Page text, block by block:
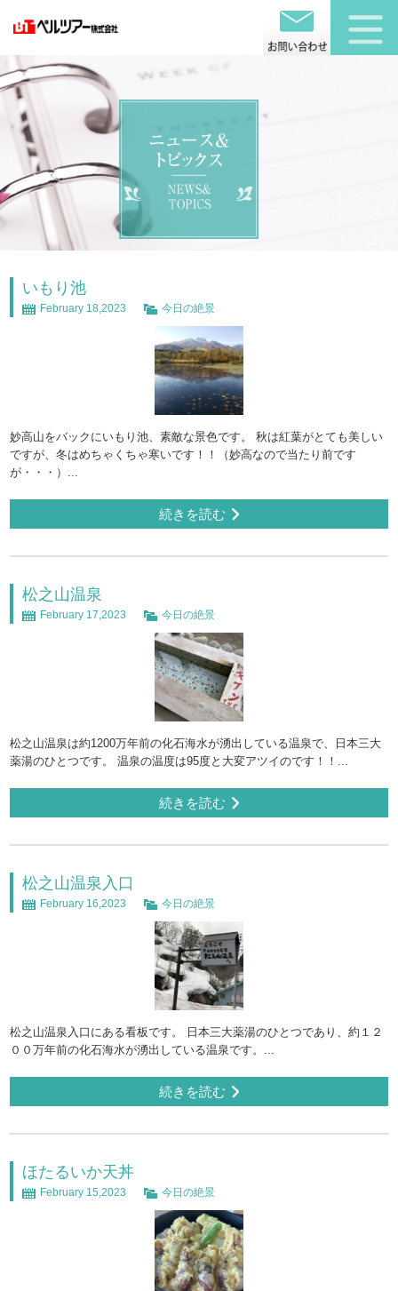
いもり池
February 18,2023 今日の絶景
妙高山をバックにいもり池、素敵な景色です。 秋は紅葉がとても美しい
ですが、冬はめちゃくちゃ寒いです！！（妙高なので当たり前です
が・・・）...
続きを読む
松之山温泉
February 17,2023 今日の絶景
松之山温泉は約1200万年前の化石海水が湧出している温泉で、日本三大
薬湯のひとつです。 温泉の温度は95度と大変アツイのです！！...
続きを読む
松之山温泉入口
February 16,2023 今日の絶景
松之山温泉入口にある看板です。 日本三大薬湯のひとつであり、約１２
００万年前の化石海水が湧出している温泉です。...
続きを読む
ほたるいか天丼
February 15,2023 今日の絶景